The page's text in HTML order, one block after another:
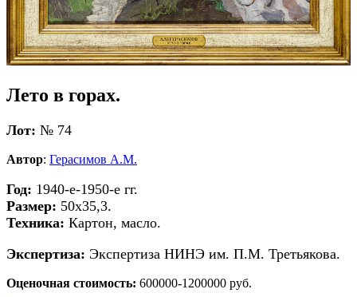
Лето в горах.
Лот: № 74
Автор: Герасимов А.М.
Год: 1940-е-1950-е гг.
Размер: 50х35,3.
Техника: Картон, масло.
Экспертиза: Экспертиза НИНЭ им. П.М. Третьякова.
Оценочная стоимость: 600000-1200000 руб.